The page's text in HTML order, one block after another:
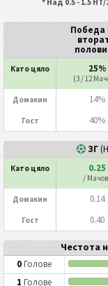
Победа
Като цяло 25%
(3 / 12
Домакин 14%
Гост 40%
ЗГ
Като цяло 0.25
/
Домакин 0.14
Гост 0.40
Честота
0Голове
1Голове